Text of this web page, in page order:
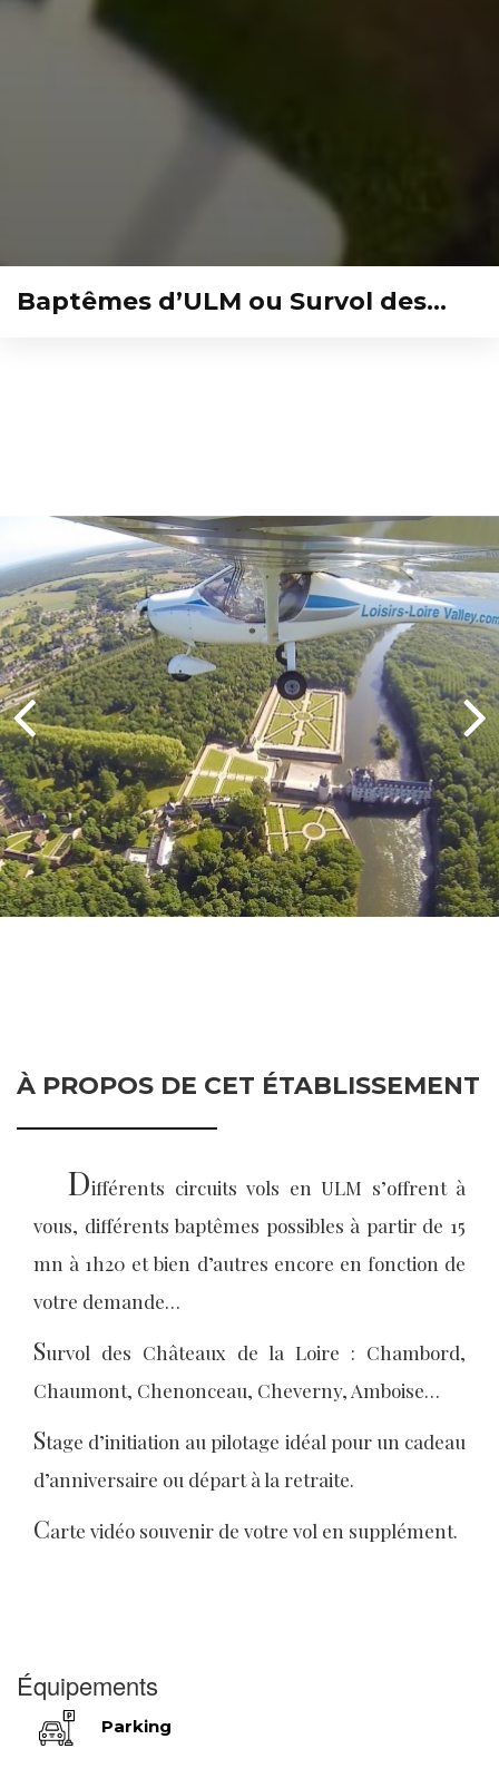
Baptêmes d’ULM ou Survol des…
À PROPOS DE CET ÉTABLISSEMENT
Différents circuits vols en ULM s’offrent à
vous, différents baptêmes possibles à partir de 15
mn à 1h20 et bien d’autres encore en fonction de
votre demande…
Survol des Châteaux de la Loire : Chambord,
Chaumont, Chenonceau, Cheverny, Amboise…
Stage d’initiation au pilotage idéal pour un cadeau
d’anniversaire ou départ à la retraite.
Carte vidéo souvenir de votre vol en supplément.
Équipements
Parking